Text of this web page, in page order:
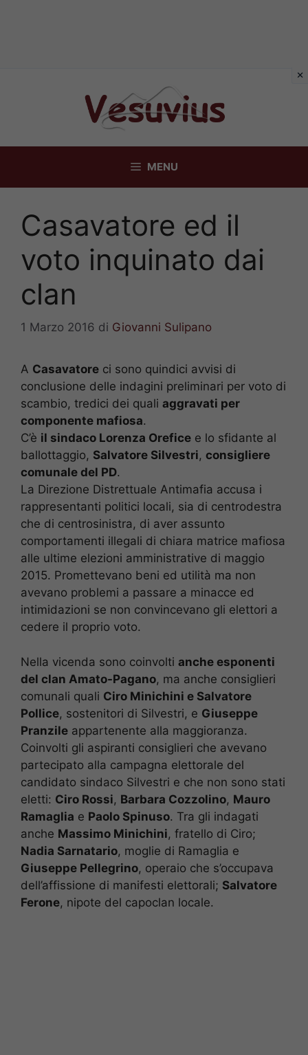
MENU
Casavatore ed il
voto inquinato dai
clan
1 Marzo 2016 di Giovanni Sulipano
A Casavatore ci sono quindici avvisi di
conclusione delle indagini preliminari per voto di
scambio, tredici dei quali aggravati per
componente mafiosa.
C’è il sindaco Lorenza Orefice e lo sfidante al
ballottaggio, Salvatore Silvestri, consigliere
comunale del PD.
La Direzione Distrettuale Antimafia accusa i
rappresentanti politici locali, sia di centrodestra
che di centrosinistra, di aver assunto
comportamenti illegali di chiara matrice mafiosa
alle ultime elezioni amministrative di maggio
2015. Promettevano beni ed utilità ma non
avevano problemi a passare a minacce ed
intimidazioni se non convincevano gli elettori a
cedere il proprio voto.
Nella vicenda sono coinvolti anche esponenti
del clan Amato-Pagano, ma anche consiglieri
comunali quali Ciro Minichini e Salvatore
Pollice, sostenitori di Silvestri, e Giuseppe
Pranzile appartenente alla maggioranza.
Coinvolti gli aspiranti consiglieri che avevano
partecipato alla campagna elettorale del
candidato sindaco Silvestri e che non sono stati
eletti: Ciro Rossi, Barbara Cozzolino, Mauro
Ramaglia e Paolo Spinuso. Tra gli indagati
anche Massimo Minichini, fratello di Ciro;
Nadia Sarnatario, moglie di Ramaglia e
Giuseppe Pellegrino, operaio che s’occupava
dell’affissione di manifesti elettorali; Salvatore
Ferone, nipote del capoclan locale.